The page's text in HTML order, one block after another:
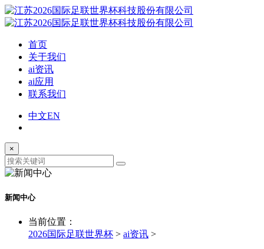
首页
关于我们
ai资讯
ai应用
联系我们
中文EN
×
新闻中心
当前位置：
2026国际足联世界杯 > ai资讯 >